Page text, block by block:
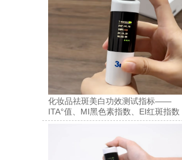
化妆品祛斑美白功效测试指标——
ITA°值、MI黑色素指数、EI红斑指数